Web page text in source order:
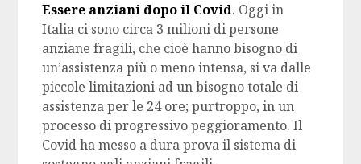
Essere anziani dopo il Covid. Oggi in
Italia ci sono circa 3 milioni di persone
anziane fragili, che cioè hanno bisogno di
un’assistenza più o meno intensa, si va dalle
piccole limitazioni ad un bisogno totale di
assistenza per le 24 ore; purtroppo, in un
processo di progressivo peggioramento. Il
Covid ha messo a dura prova il sistema di